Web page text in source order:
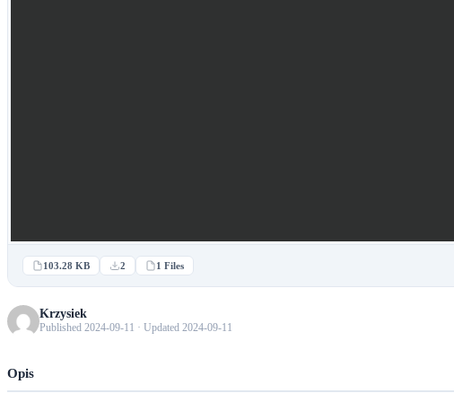
103.28 KB 2 1 Files
Krzysiek
Published 2024-09-11 · Updated 2024-09-11
Opis